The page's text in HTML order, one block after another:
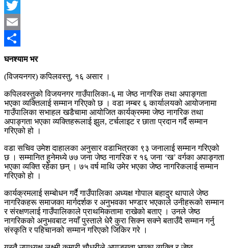
Facebook
Twitter
Email
Share
घनश्याम भर
(विजयनगर) कपिलवस्तु, १६ असार ।
कपिलवस्तुको विजयनगर गाउँपालिका-६ मा जेष्ठ नागरिक तथा अपाङ्गता
भएका व्यक्तिलाई सम्मान गरिएको छ । वडा नम्बर ६ कार्यालयको आयोजनामा
गाउँपालिका सभाहल खडैचामा आयोजित कार्यक्रममा जेष्ठ नागरिक तथा
अपाङ्गता भएका व्यक्तिहरूलाई झुल, टर्चलाइट र छाता प्रदान गर्दै सम्मान
गरिएको हो ।
वडा सचिव उमेश दाहालका अनुसार वडाभित्रका ९३ जनालाई सम्मान गरिएको
छ । सम्मानित हुनेमध्ये ७७ जना जेष्ठ नागरिक र १६ जना ‘ख’ वर्गका अपाङ्गता
भएका व्यक्ति रहेका छन् । ७५ वर्ष माथि उमेर भएका जेष्ठ नागरिकलाई सम्मान
गरिएको हाे ।
कार्यक्रमलाई सम्बाेधन गर्दै गाउँपालिका अध्यक्ष गोपाल बहादुर थापाले जेष्ठ
नागरिकहरू समाजका मार्गदर्शक र अनुभवका भण्डार भएकाले उनीहरूको सम्मान
र संरक्षणलाई गाउँपालिकाले प्राथमिकतामा राखेको बताए । उनले जेष्ठ
नागरिकको अनुभवबाट नयाँ पुस्ताले धेरै कुरा सिक्न सक्ने बताउँदै सम्मान गर्नु
संस्कृति र पहिचानको सम्मान गरिएको जिकिर गरे ।